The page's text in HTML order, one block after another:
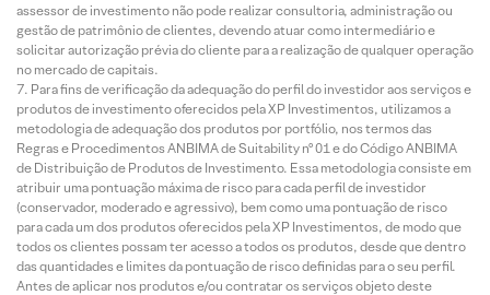
assessor de investimento não pode realizar consultoria, administração ou
gestão de patrimônio de clientes, devendo atuar como intermediário e
solicitar autorização prévia do cliente para a realização de qualquer operação
no mercado de capitais.
Para fins de verificação da adequação do perfil do investidor aos serviços e
produtos de investimento oferecidos pela XP Investimentos, utilizamos a
metodologia de adequação dos produtos por portfólio, nos termos das
Regras e Procedimentos ANBIMA de Suitability nº 01 e do Código ANBIMA
de Distribuição de Produtos de Investimento. Essa metodologia consiste em
atribuir uma pontuação máxima de risco para cada perfil de investidor
(conservador, moderado e agressivo), bem como uma pontuação de risco
para cada um dos produtos oferecidos pela XP Investimentos, de modo que
todos os clientes possam ter acesso a todos os produtos, desde que dentro
das quantidades e limites da pontuação de risco definidas para o seu perfil.
Antes de aplicar nos produtos e/ou contratar os serviços objeto deste